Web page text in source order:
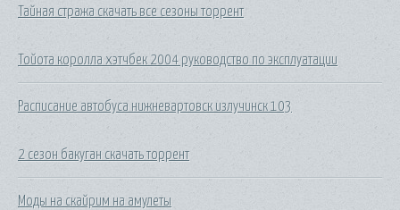
Тайная стража скачать все сезоны торрент
Тойота королла хэтчбек 2004 руководство по эксплуатации
Расписание автобуса нижневартовск излучинск 103
2 сезон бакуган скачать торрент
Моды на скайрим на амулеты